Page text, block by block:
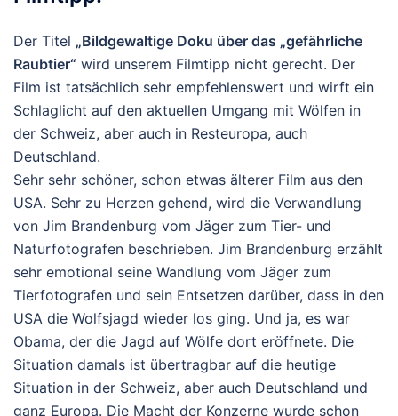
Der Titel „Bildgewaltige Doku über das „gefährliche
Raubtier“ wird unserem Filmtipp nicht gerecht. Der
Film ist tatsächlich sehr empfehlenswert und wirft ein
Schlaglicht auf den aktuellen Umgang mit Wölfen in
der Schweiz, aber auch in Resteuropa, auch
Deutschland.
Sehr sehr schöner, schon etwas älterer Film aus den
USA. Sehr zu Herzen gehend, wird die Verwandlung
von Jim Brandenburg vom Jäger zum Tier- und
Naturfotografen beschrieben. Jim Brandenburg erzählt
sehr emotional seine Wandlung vom Jäger zum
Tierfotografen und sein Entsetzen darüber, dass in den
USA die Wolfsjagd wieder los ging. Und ja, es war
Obama, der die Jagd auf Wölfe dort eröffnete. Die
Situation damals ist übertragbar auf die heutige
Situation in der Schweiz, aber auch Deutschland und
ganz Europa. Die Macht der Konzerne wurde schon